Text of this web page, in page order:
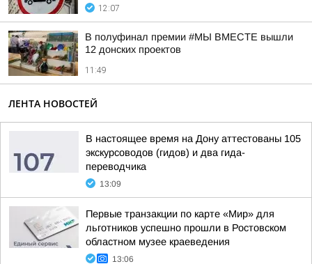
12:07
В полуфинал премии #МЫ ВМЕСТЕ вышли
12 донских проектов
11:49
ЛЕНТА НОВОСТЕЙ
В настоящее время на Дону аттестованы 105
экскурсоводов (гидов) и два гида-
переводчика
13:09
Первые транзакции по карте «Мир» для
льготников успешно прошли в Ростовском
областном музее краеведения
13:06